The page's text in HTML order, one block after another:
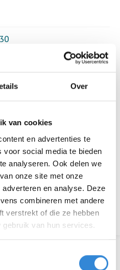
Over
van cookies
en advertenties te
voor social media te bieden
analyseren. Ook delen we
onze site met onze
en analyse. Deze
combineren met andere
verstrekt of die ze hebben
van hun services.